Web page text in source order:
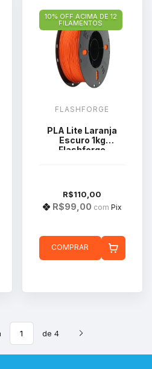
10% OFF ACIMA DE 12
FILAMENTOS
FLASHFORGE
PLA Lite Laranja
Escuro 1kg
Flashforge
R$110,00
R$99,00 com Pix
COMPRAR
de 4